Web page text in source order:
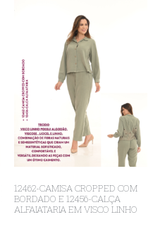
12462-CAMISA CROPPED COM
BORDADO E 12456-CALÇA
ALFAIATARIA EM VISCO LINHO